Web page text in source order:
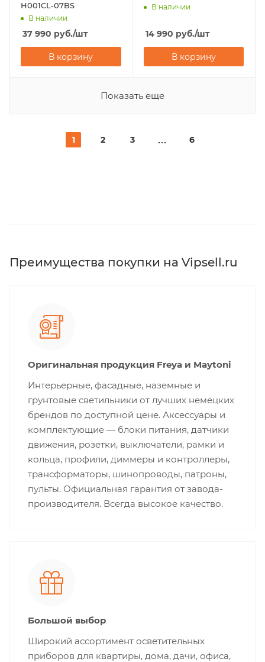
H001CL-07BS
В наличии
37 990 руб./шт
В корзину
В наличии
14 990 руб./шт
В корзину
Показать еще
1 2 3 6
Преимущества покупки на Vipsell.ru
Оригинальная продукция Freya и Maytoni
Интерьерные, фасадные, наземные и
грунтовые светильники от лучших немецких
брендов по доступной цене. Аксессуары и
комплектующие — блоки питания, датчики
движения, розетки, выключатели, рамки и
кольца, профили, диммеры и контроллеры,
трансформаторы, шинопроводы, патроны,
пульты. Официальная гарантия от завода-
производителя. Всегда высокое качество.
Большой выбор
Широкий ассортимент осветительных
приборов для квартиры, дома, дачи, офиса,